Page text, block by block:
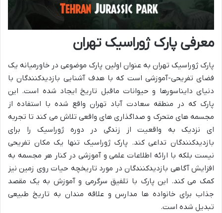
معرفی پارک ژوراسیک تهران
پارک ژوراسیک تهران به عنوان اولین پارک موضوعی در خاورمیانه یک
فضای تفریحی-آموزشی است که با هدف آشنایی بازدیدکنندگان با
دنیای دایناسورها و حیوانات ماقبل تاریخ ایجاد شده است. این
پارک که در منطقه سعادت آباد تهران واقع شده با استفاده از
مجسمه های متحرک و صداگذاری های واقعی تلاش می کند تا تجربه
ای نزدیک به واقعیت از زندگی در دوره ژوراسیک را برای
بازدیدکنندگان تداعی کند. پارک ژوراسیک تنها یک مکان تفریحی
نیست بلکه با ارائه اطلاعات علمی و آموزشی در کنار هر مجسمه به
افزایش آگاهی بازدیدکنندگان در مورد تاریخچه حیات روی زمین نیز
کمک می کند. این پارک با تلفیق سرگرمی و آموزش به یک مقصد
جذاب برای خانواده ها مدارس و علاقه مندان به تاریخ طبیعی
تبدیل شده است.